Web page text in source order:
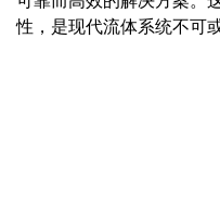
性，是现代流体系统不可